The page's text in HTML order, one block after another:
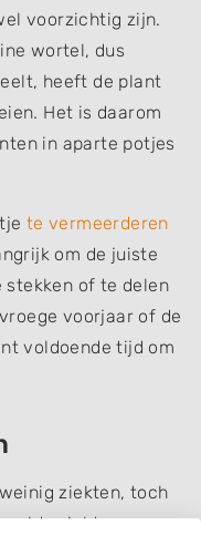
voorzichtig zijn.
wortel, dus
heeft de plant
Het is daarom
in aparte potjes
te vermeerderen
om de juiste
of te delen
voorjaar of de
voldoende tijd om
ziekten, toch
ziekten en